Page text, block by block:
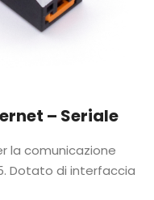
– Seriale
la comunicazione
Dotato di interfaccia